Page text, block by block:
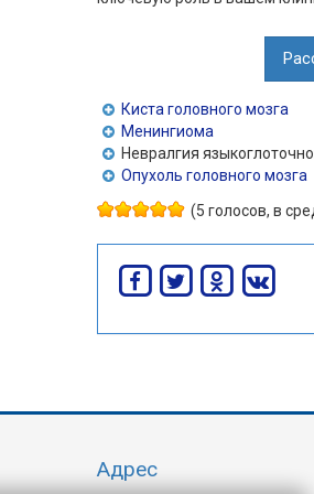
Киста головного мозга
Менингиома
Невралгия
Опухоль головного мозга
(5 голосов, в
Адрес